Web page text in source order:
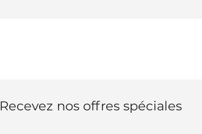
Recevez nos offres spéciales